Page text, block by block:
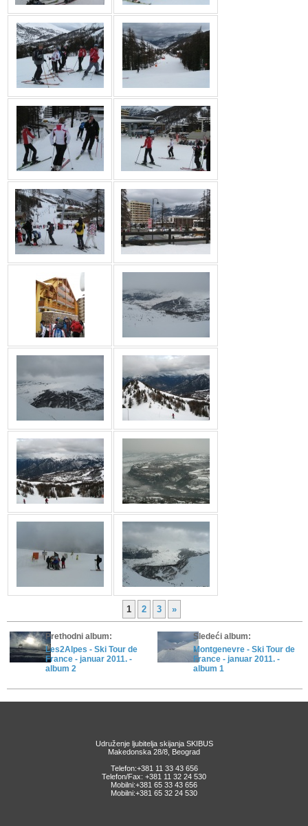
1 2 3 »
Prethodni album:
Les2Alpes - Ski Tour de
France - januar 2011. -
album 2
Sledeći album:
Montgenevre - Ski Tour de
France - januar 2011. -
album 1
Udruženje ljubitelja skijanja SKIBUS
Makedonska 28/8, Beograd
Telefon:+381 11 33 43 656
Telefon/Fax: +381 11 32 24 530
Mobilni:+381 65 33 43 656
Mobilni:+381 65 32 24 530